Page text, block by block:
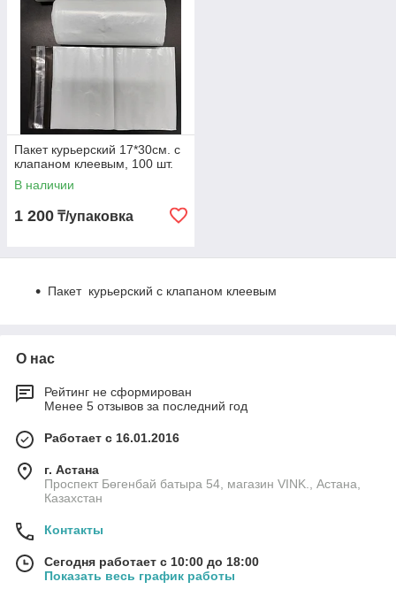
Пакет курьерский 17*30cм. с
клапаном клеевым, 100 шт.
В наличии
1 200 ₸/упаковка
Пакет курьерский с клапаном клеевым
О нас
Рейтинг не сформирован
Менее 5 отзывов за последний год
Работает с 16.01.2016
г. Астана
Проспект Бөгенбай батыра 54, магазин VINK., Астана,
Казахстан
Контакты
Сегодня работает с 10:00 до 18:00
Показать весь график работы